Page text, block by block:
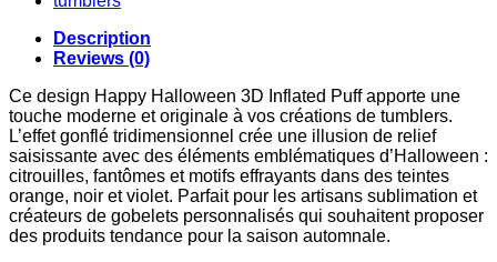
Description
Reviews (0)
Ce design Happy Halloween 3D Inflated Puff apporte une
touche moderne et originale à vos créations de tumblers.
L’effet gonflé tridimensionnel crée une illusion de relief
saisissante avec des éléments emblématiques d’Halloween :
citrouilles, fantômes et motifs effrayants dans des teintes
orange, noir et violet. Parfait pour les artisans sublimation et
créateurs de gobelets personnalisés qui souhaitent proposer
des produits tendance pour la saison automnale.